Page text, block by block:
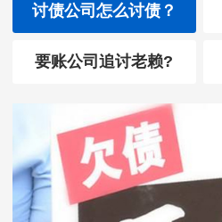
讨债公司怎么讨债？
要账公司追讨老赖?